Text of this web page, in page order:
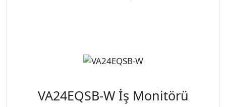
VA24EQSB-W İş Monitörü